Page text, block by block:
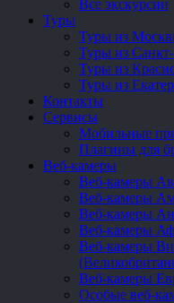
Все экскурсии
Туры
Туры из
Туры из
Туры из
Туры из
Контакты
Сервисы
Мобильные
Плагины для
Веб-камеры
Веб-камеры
Веб-камеры
Веб-камеры
Веб-камеры
Веб-камеры
Веб-камеры
Особые веб-